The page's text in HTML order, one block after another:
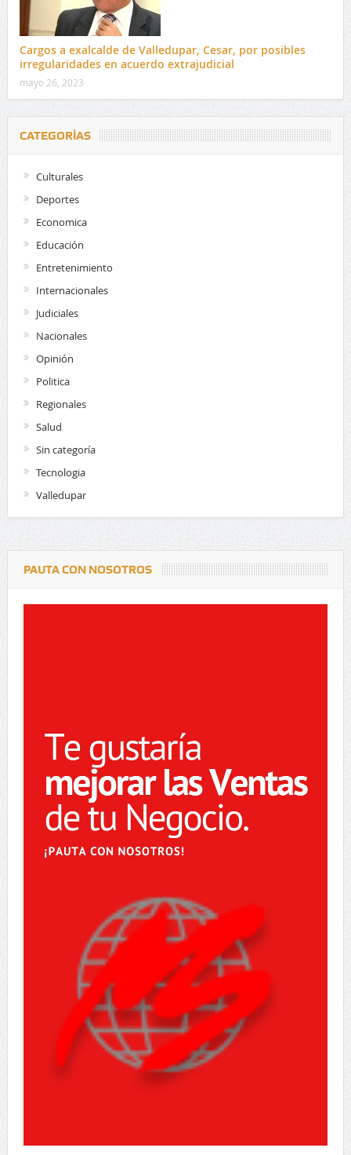
Cargos a exalcalde de Valledupar, Cesar, por posibles
irregularidades en acuerdo extrajudicial
mayo 26, 2023
CATEGORÍAS
Culturales
Deportes
Economica
Educación
Entretenimiento
Internacionales
Judiciales
Nacionales
Opinión
Politica
Regionales
Salud
Sin categoría
Tecnologia
Valledupar
PAUTA CON NOSOTROS